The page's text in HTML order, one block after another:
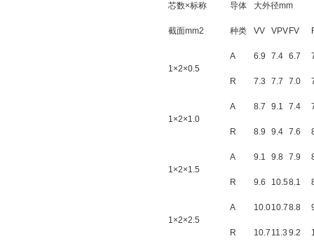
芯数×标称
截面mm2
导体
种类
大外径mm
VV VPV FV
1×2×0.5
A 6.9 7.4 6.7
R 7.3 7.7 7.0
1×2×1.0
A 8.7 9.1 7.4
R 8.9 9.4 7.6
1×2×1.5
A 9.1 9.8 7.9
R 9.6 10.58.1
1×2×2.5
A 10.010.78.8
R 10.7 11.3 9.2